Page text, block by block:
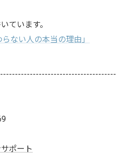
ています。
ない人の本当の理由」
ポート